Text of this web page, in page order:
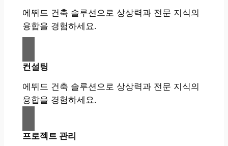
에뛰드 건축 솔루션으로 상상력과 전문 지식의
융합을 경험하세요.
컨설팅
에뛰드 건축 솔루션으로 상상력과 전문 지식의
융합을 경험하세요.
프로젝트 관리